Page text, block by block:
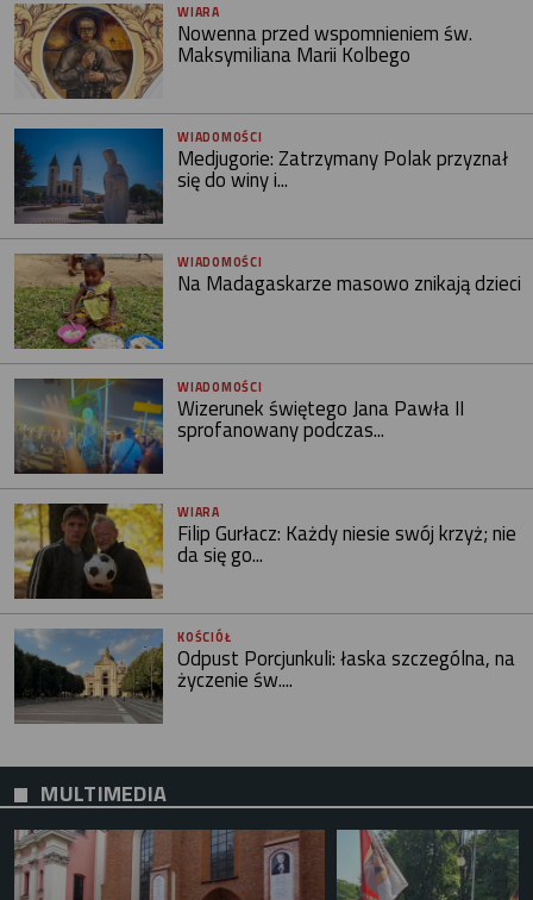
WIARA
Nowenna przed wspomnieniem św.
Maksymiliana Marii Kolbego
WIADOMOŚCI
Medjugorie: Zatrzymany Polak przyznał
się do winy i...
WIADOMOŚCI
Na Madagaskarze masowo znikają dzieci
WIADOMOŚCI
Wizerunek świętego Jana Pawła II
sprofanowany podczas...
WIARA
Filip Gurłacz: Każdy niesie swój krzyż; nie
da się go...
KOŚCIÓŁ
Odpust Porcjunkuli: łaska szczególna, na
życzenie św....
MULTIMEDIA